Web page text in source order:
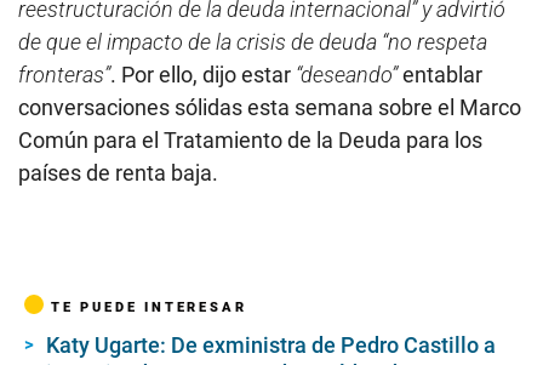
reestructuración de la deuda internacional” y advirtió
de que el impacto de la crisis de deuda “no respeta
fronteras”. Por ello, dijo estar “deseando”entablar
conversaciones sólidas esta semana sobre el Marco
Común para el Tratamiento de la Deuda para los
países de renta baja.
TE PUEDE INTERESAR
Katy Ugarte: De exministra de Pedro Castillo a